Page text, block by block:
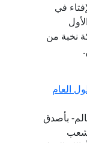
في
8 يوليو الجاري بمشاركة نخبة من
العام
بأصدق